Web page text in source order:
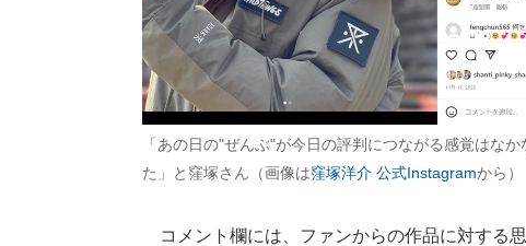
「あの日の"ぜんぶ"が今日の評判につながる感覚はな
た」と窪塚さん（画像は窪塚洋介 公式Instagramから）
コメント欄には、ファンからの作品に対する